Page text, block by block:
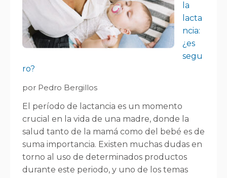
la
lacta
ncia:
¿es
segu
ro?
por Pedro Bergillos
El período de lactancia es un momento
crucial en la vida de una madre, donde la
salud tanto de la mamá como del bebé es de
suma importancia. Existen muchas dudas en
torno al uso de determinados productos
durante este periodo, y uno de los temas